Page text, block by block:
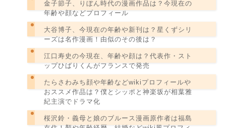
金子節子、りぼん時代の漫画作品は？今現在の
年齢や顔などプロフィール
大谷博子、今現在の年齢や新刊は？星くずシリ
ーズは名作漫画！由似のその後は？
江口寿史の今現在、年齢や顔は？代表作・スト
ップひばりくんがフランスで発売
たらさわみち顔や年齢などwikiプロフィールや
おススメ作品は？僕とシッポと神楽坂が相葉雅
紀主演でドラマ化
桜沢鈴・義母と娘のブルース漫画原作者は福島